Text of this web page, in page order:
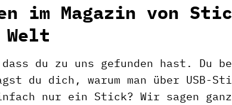
im Magazin von
du zu uns gefunden hast. Du
du dich, warum man über USB-
nur ein Stick? Wir sagen